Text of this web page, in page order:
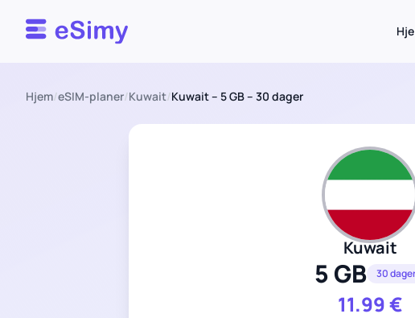
Esimy
Hjem/eSIM-planer/Kuwait/Kuwait – 5 GB – 30 dager
Kuwait
5 GB 30
11.99€